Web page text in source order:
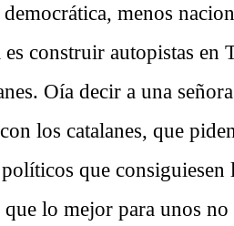
menos
construir autopistas en
Oía decir a una
los catalanes, que
que
lo mejor para unos